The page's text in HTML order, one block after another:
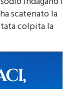
indagano i
scatenato la
colpita la